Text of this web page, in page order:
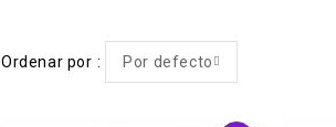
Ordenar por Por defecto